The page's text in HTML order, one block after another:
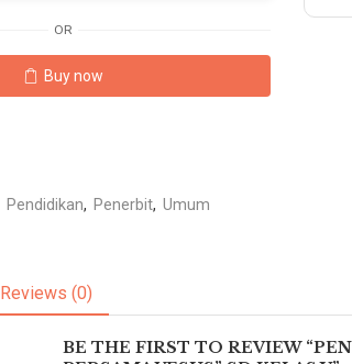
OR
Buy now
Pendidikan, Penerbit, Umum
Reviews (0)
BE THE FIRST TO REVIEW